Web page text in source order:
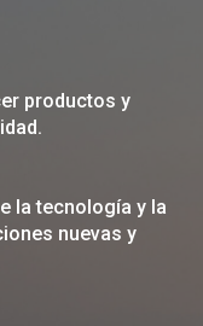
productos y
la tecnología y la
nuevas y